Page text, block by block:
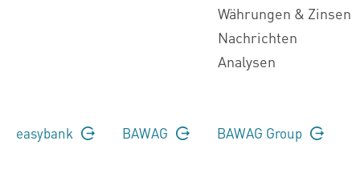
Währungen & Zinsen
Nachrichten
Analysen
easybank BAWAG BAWAG Group